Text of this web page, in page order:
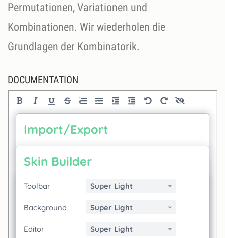
Permutationen, Variationen und
Kombinationen. Wir wiederholen die
DOCUMENTATION